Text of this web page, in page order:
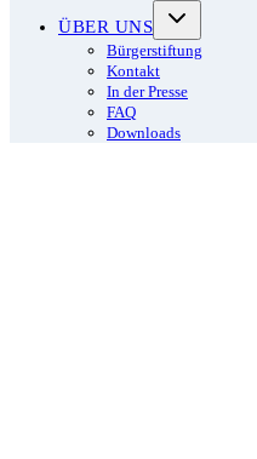
ÜBER UNS
Bürgerstiftung
Kontakt
In der Presse
FAQ
Downloads